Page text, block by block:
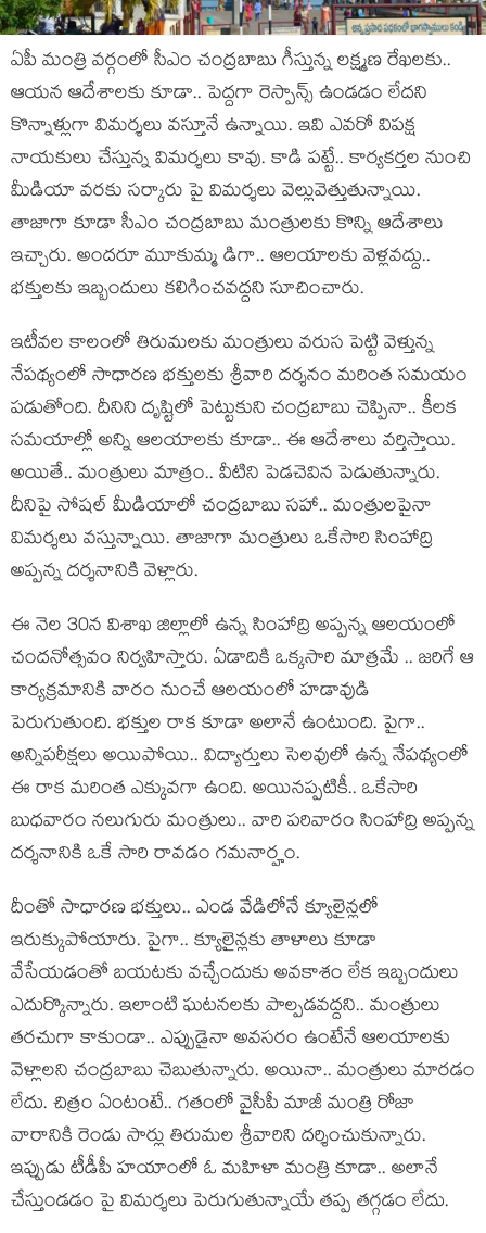
ఏపీ మంత్రి వ‌ర్గంలో సీఎం చంద్ర‌బాబు గీస్తున్న ల‌క్ష్మ‌ణ రేఖ‌ల‌కు..
ఆయ‌న ఆదేశాల‌కు కూడా.. పెద్ద‌గా రెస్పాన్స్ ఉండ‌డం లేద‌ని
కొన్నాళ్లుగా విమ‌ర్శ‌లు వ‌స్తూనే ఉన్నాయి. ఇవి ఎవ‌రో విప‌క్ష
నాయ‌కులు చేస్తున్న విమ‌ర్శ‌లు కావు. కాడి ప‌ట్టే.. కార్య‌క‌ర్త‌ల నుంచి
మీడియా వ‌ర‌కు స‌ర్కారు పై విమ‌ర్శ‌లు వెల్లువెత్తుతున్నాయి.
తాజాగా కూడా సీఎం చంద్ర‌బాబు మంత్రుల‌కు కొన్ని ఆదేశాలు
ఇచ్చారు. అంద‌రూ మూకుమ్మ డిగా.. ఆల‌యాల‌కు వెళ్ల‌వ‌ద్దు..
భ‌క్తుల‌కు ఇబ్బందులు క‌లిగించ‌వ‌ద్ద‌ని సూచించారు.
ఇటీవ‌ల కాలంలో తిరుమ‌ల‌కు మంత్రులు వ‌రుస పెట్టి వెళ్తున్న
నేప‌థ్యంలో సాధార‌ణ భ‌క్తుల‌కు శ్రీవారి ద‌ర్శ‌నం మ‌రింత స‌మ‌యం
ప‌డుతోంది. దీనిని దృష్టిలో పెట్టుకుని చంద్ర‌బాబు చెప్పినా.. కీల‌క
స‌మ‌యాల్లో అన్ని ఆల‌యాల‌కు కూడా.. ఈ ఆదేశాలు వ‌ర్తిస్తాయి.
అయితే.. మంత్రులు మాత్రం.. వీటిని పెడ‌చెవిన పెడుతున్నారు.
దీనిపై సోష‌ల్ మీడియాలో చంద్ర‌బాబు స‌హా.. మంత్రుల‌పైనా
విమ‌ర్శ‌లు వ‌స్తున్నాయి. తాజాగా మంత్రులు ఒకేసారి సింహాద్రి
అప్ప‌న్న ద‌ర్శ‌నానికి వెళ్లారు.
ఈ నెల 30న విశాఖ‌ జిల్లాలో ఉన్న సింహాద్రి అప్ప‌న్న ఆల‌యంలో
చంద‌నోత్స‌వం నిర్వ‌హిస్తారు. ఏడాదికి ఒక్క‌సారి మాత్ర‌మే .. జ‌రిగే ఆ
కార్య‌క్ర‌మానికి వారం నుంచే ఆల‌యంలో హ‌డావుడి
పెరుగుతుంది. భ‌క్తుల రాక కూడా అలానే ఉంటుంది. పైగా..
అన్నిప‌రీక్ష‌లు అయిపోయి.. విద్యార్తులు సెల‌వులో ఉన్న నేప‌థ్యంలో
ఈ రాక మరింత ఎక్కువ‌గా ఉంది. అయిన‌ప్ప‌టికీ.. ఒకేసారి
బుధ‌వారం న‌లుగురు మంత్రులు.. వారి ప‌రివారం సింహాద్రి అప్ప‌న్న
ద‌ర్శనానికి ఒకే సారి రావ‌డం గ‌మ‌నార్హం.
దీంతో సాధార‌ణ భ‌క్తులు.. ఎండ వేడిలోనే క్యూలైన్ల‌లో
ఇరుక్కుపోయారు. పైగా.. క్యూలైన్ల‌కు తాళాలు కూడా
వేసేయ‌డంతో బ‌య‌ట‌కు వ‌చ్చేందుకు అవ‌కాశం లేక ఇబ్బందులు
ఎదుర్కొన్నారు. ఇలాంటి ఘ‌ట‌న‌ల‌కు పాల్ప‌డ‌వ‌ద్ద‌ని.. మంత్రులు
త‌ర‌చుగా కాకుండా.. ఎప్పుడైనా అవ‌స‌రం ఉంటేనే ఆల‌యాల‌కు
వెళ్లాల‌ని చంద్ర‌బాబు చెబుతున్నారు. అయినా.. మంత్రులు మార‌డం
లేదు. చిత్రం ఏంటంటే.. గ‌తంలో వైసీపీ మాజీ మంత్రి రోజా
వారానికి రెండు సార్లు తిరుమ‌ల శ్రీవారిని ద‌ర్శించుకున్నారు.
ఇప్పుడు టీడీపీ హ‌యాంలో ఓ మ‌హిళా మంత్రి కూడా.. అలానే
చేస్తుండ‌డం పై విమ‌ర్శ‌లు పెరుగుతున్నాయే త‌ప్ప త‌గ్గ‌డం లేదు.